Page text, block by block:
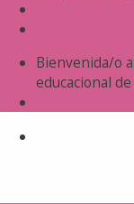
Bienvenida/o
educacional